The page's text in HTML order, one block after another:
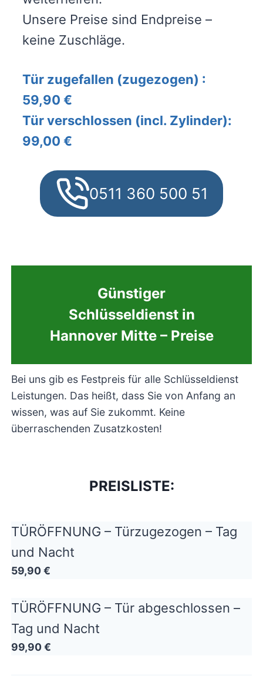
Unsere Preise sind Endpreise –
keine Zuschläge.
Tür zugefallen (zugezogen) :
59,90 €
Tür verschlossen (incl. Zylinder):
99,00 €
0511 360 500 51
Günstiger
Schlüsseldienst in
Hannover Mitte – Preise
Bei uns gib es Festpreis für alle Schlüsseldienst
Leistungen. Das heißt, dass Sie von Anfang an
wissen, was auf Sie zukommt. Keine
überraschenden Zusatzkosten!
PREISLISTE:
TÜRÖFFNUNG – Türzugezogen – Tag
und Nacht
59,90 €
TÜRÖFFNUNG – Tür abgeschlossen –
Tag und Nacht
99,90 €